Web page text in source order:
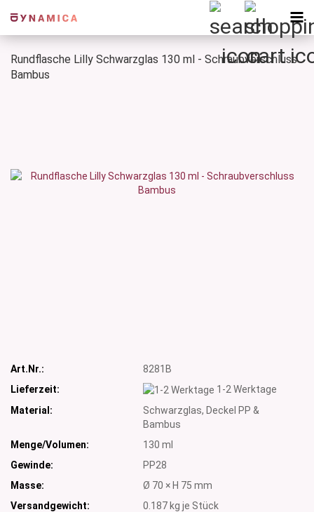
Rundflasche Lilly Schwarzglas 130 ml - Schraubverschluss
Bambus
Art.Nr.:
8281B
Lieferzeit:
1-2 Werktage
Material:
Schwarzglas, Deckel PP &
Bambus
Menge/Volumen:
130 ml
Gewinde:
PP28
Masse:
Ø 70 × H 75 mm
Versandgewicht:
0.187 kg je Stück